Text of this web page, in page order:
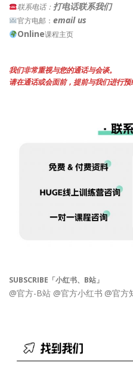
联系电话： 打电话联系我们
官方电邮： email us
Online课程主页
我们非常重视与您的通话与会谈。
请在通话或会面前，提前与我们进行预
SUBSCRIBE「小红书、B站」
@官方-B站 @官方小红书 @官方